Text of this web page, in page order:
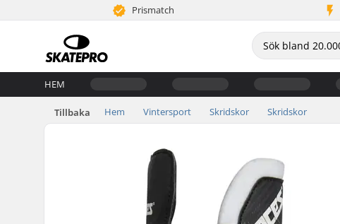
Prismatch
HEM
Tillbaka Hem Vintersport Skridskor Skridskor